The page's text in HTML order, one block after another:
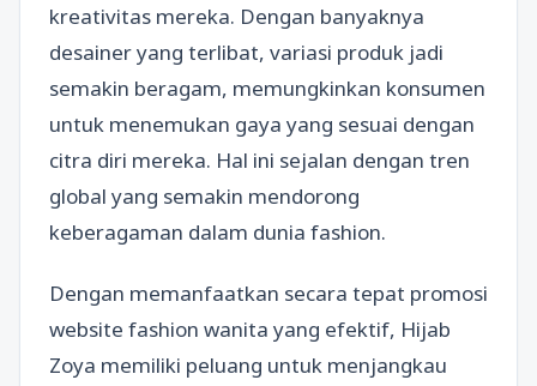
kreativitas mereka. Dengan banyaknya
desainer yang terlibat, variasi produk jadi
semakin beragam, memungkinkan konsumen
untuk menemukan gaya yang sesuai dengan
citra diri mereka. Hal ini sejalan dengan tren
global yang semakin mendorong
keberagaman dalam dunia fashion.
Dengan memanfaatkan secara tepat promosi
website fashion wanita yang efektif, Hijab
Zoya memiliki peluang untuk menjangkau